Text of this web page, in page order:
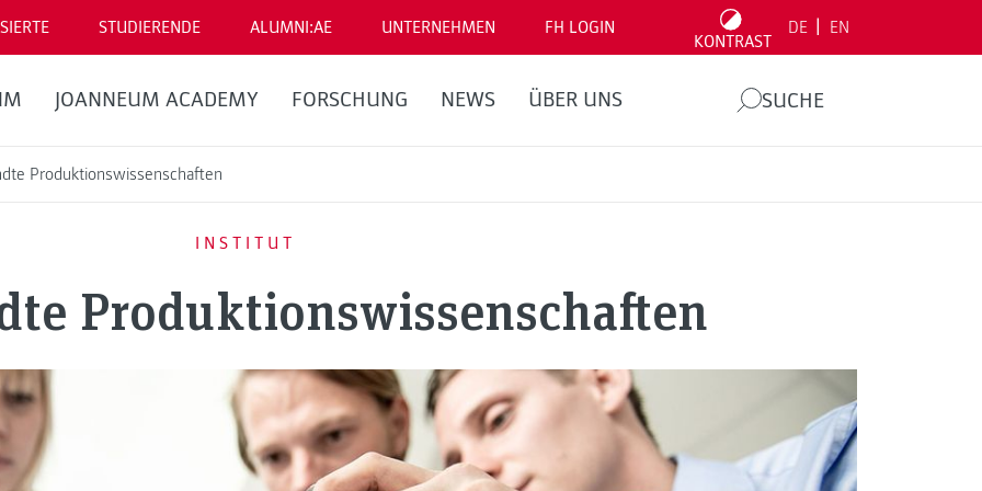
STUDIERENDE ALUMNI:AE UNTERNEHMEN FH LOGIN
KONTRAST
DE EN
JOANNEUM ACADEMY FORSCHUNG NEWS ÜBER UNS SUCHE
Produktionswissenschaften
INSTITUT
Produktionswissenschaften